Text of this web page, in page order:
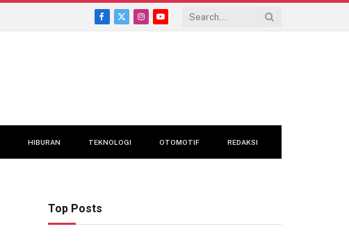
Facebook
X
InstagramYouTube
HIBURAN TEKNOLOGI OTOMOTIF REDAKSI
Top Posts